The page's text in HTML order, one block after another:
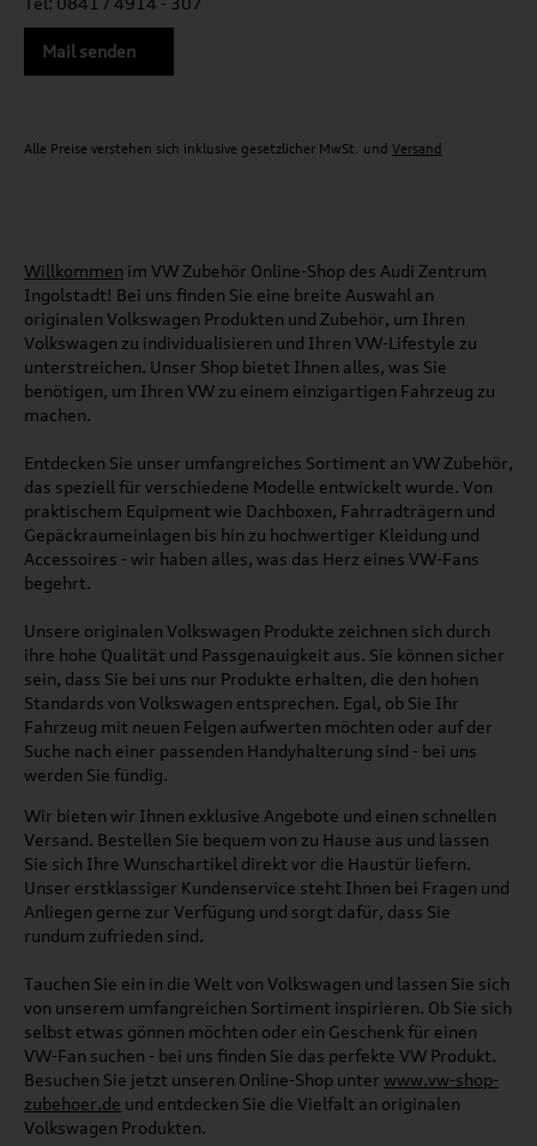
Mail senden
Alle Preise verstehen sich inklusive gesetzlicher MwSt. und Versand
Willkommen im VW Zubehör Online-Shop des Audi Zentrum
Ingolstadt! Bei uns finden Sie eine breite Auswahl an
originalen Volkswagen Produkten und Zubehör, um Ihren
Volkswagen zu individualisieren und Ihren VW-Lifestyle zu
unterstreichen. Unser Shop bietet Ihnen alles, was Sie
benötigen, um Ihren VW zu einem einzigartigen Fahrzeug zu
machen.
Entdecken Sie unser umfangreiches Sortiment an VW Zubehör,
das speziell für verschiedene Modelle entwickelt wurde. Von
praktischem Equipment wie Dachboxen, Fahrradträgern und
Gepäckraumeinlagen bis hin zu hochwertiger Kleidung und
Accessoires - wir haben alles, was das Herz eines VW-Fans
begehrt.
Unsere originalen Volkswagen Produkte zeichnen sich durch
ihre hohe Qualität und Passgenauigkeit aus. Sie können sicher
sein, dass Sie bei uns nur Produkte erhalten, die den hohen
Standards von Volkswagen entsprechen. Egal, ob Sie Ihr
Fahrzeug mit neuen Felgen aufwerten möchten oder auf der
Suche nach einer passenden Handyhalterung sind - bei uns
werden Sie fündig.
Wir bieten wir Ihnen exklusive Angebote und einen schnellen
Versand. Bestellen Sie bequem von zu Hause aus und lassen
Sie sich Ihre Wunschartikel direkt vor die Haustür liefern.
Unser erstklassiger Kundenservice steht Ihnen bei Fragen und
Anliegen gerne zur Verfügung und sorgt dafür, dass Sie
rundum zufrieden sind.
Tauchen Sie ein in die Welt von Volkswagen und lassen Sie sich
von unserem umfangreichen Sortiment inspirieren. Ob Sie sich
selbst etwas gönnen möchten oder ein Geschenk für einen
VW-Fan suchen - bei uns finden Sie das perfekte VW Produkt.
Besuchen Sie jetzt unseren Online-Shop unter www.vw-shop-
zubehoer.de und entdecken Sie die Vielfalt an originalen
Volkswagen Produkten.